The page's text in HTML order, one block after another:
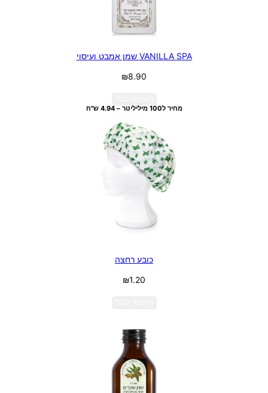
VANILLA SPA שמן אמבט ועיסוי
₪8.90
מחיר ל100 מיליליטר – 4.94 ש"ח
כובע רחצה
₪1.20